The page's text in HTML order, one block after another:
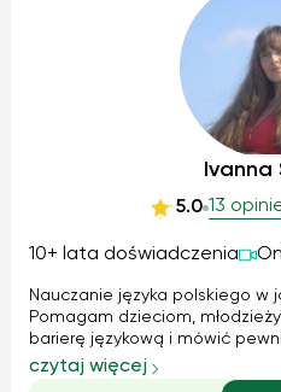
Ivanna
5.0 13
10+ lata doświadczenia
Nauczanie języka polskiego w
Pomagam dzieciom,
barierę językową i mówić
sytuacjach. Każdy temat
przykładami z życia.
czytaj więcej